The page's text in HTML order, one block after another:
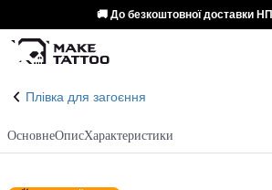
🚚 До безкоштовної доставки НП
Плівка для загоєння
ОсновнеОписХарактеристики